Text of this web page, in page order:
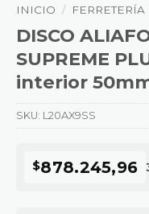
INICIO / FERRETERÍA
DISCO
SUPREME
interior
$878.245,96
SKU: L20AX9SS